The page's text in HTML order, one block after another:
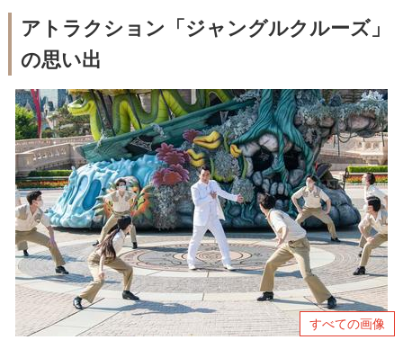
アトラクション「ジャングルクルーズ」
の思い出
すべての画像